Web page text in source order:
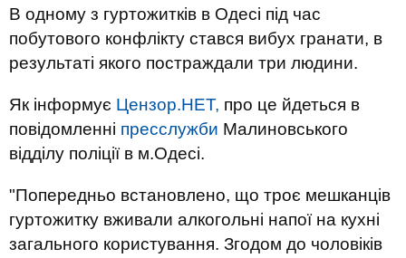
В одному з гуртожитків в Одесі під час
побутового конфлікту стався вибух гранати, в
результаті якого постраждали три людини.
Як інформує Цензор.НЕТ, про це йдеться в
повідомленні пресслужби Малиновського
відділу поліції в м.Одесі.
"Попередньо встановлено, що троє мешканців
гуртожитку вживали алкогольні напої на кухні
загального користування. Згодом до чоловіків